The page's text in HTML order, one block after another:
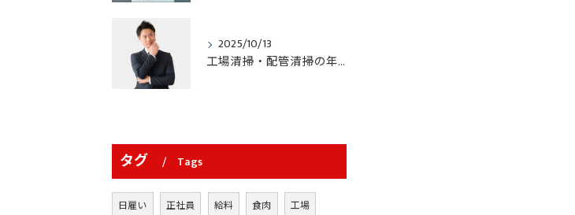
2025/10/13
工場清掃・配管清掃の年収は？気になる収入と働き方を徹底解説！
タグ Tags
日雇い 正社員 給料 食肉
工場